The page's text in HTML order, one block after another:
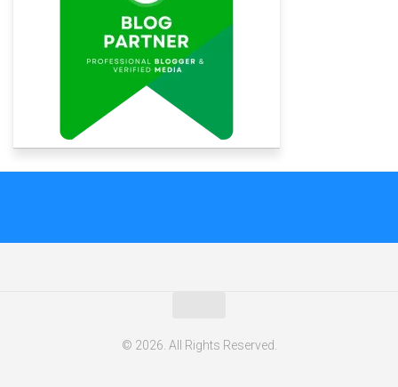
© 2026. All Rights Reserved.